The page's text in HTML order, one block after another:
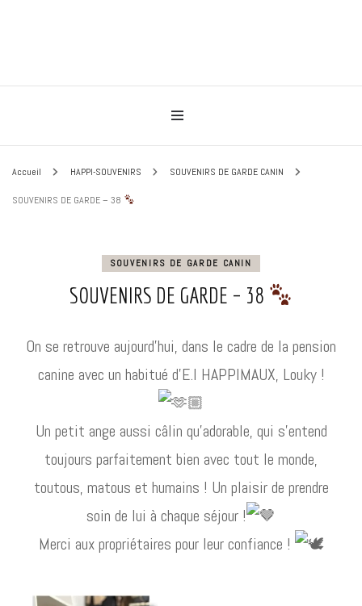
HAPPIMAUX
Accueil HAPPI-SOUVENIRS SOUVENIRS DE GARDE CANIN
SOUVENIRS DE GARDE – 38
SOUVENIRS DE GARDE CANIN
SOUVENIRS DE GARDE – 38
On se retrouve aujourd’hui, dans le cadre de la pension
canine avec un habitué d’E.I HAPPIMAUX, Louky !
Un petit ange aussi câlin qu’adorable, qui s’entend
toujours parfaitement bien avec tout le monde,
toutous, matous et humains ! Un plaisir de prendre
soin de lui à chaque séjour !
Merci aux propriétaires pour leur confiance !